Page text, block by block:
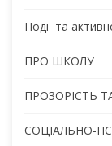
Події та
ПРО ШКОЛУ
ПРОЗОРІСТЬ
СОЦІАЛЬНО-